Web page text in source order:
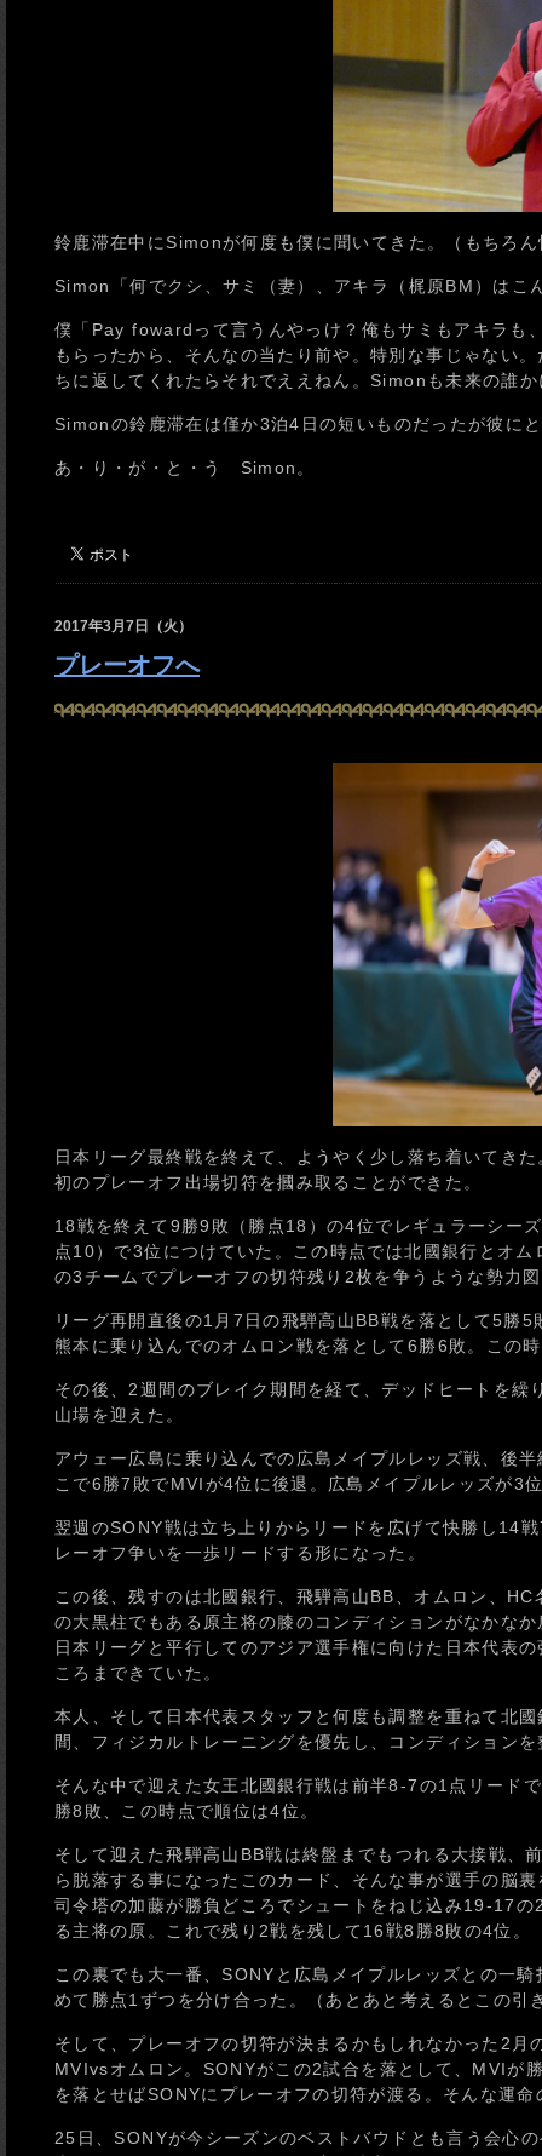
鈴鹿滞在中にSimonが何度も僕に聞いてきた。（もちろ
Simon「何でクシ、サミ（妻）、アキラ（梶原BM）はこ
僕「Pay fowardって言うんやっけ？俺もサミもアキラも
もらったから、そんなの当たり前や。特別な事じゃない
ちに返してくれたらそれでええねん。Simonも未来の誰
Simonの鈴鹿滞在は僅か3泊4日の短いものだったが彼に
あ・り・が・と・う Simon。
2017年3月7日（火）
プレーオフへ
日本リーグ最終戦を終えて、ようやく少し落ち着いてき
初のプレーオフ出場切符を摑み取ることができた。
18戦を終えて9勝9敗（勝点18）の4位でレギュラーシー
点10）で3位につけていた。この時点では北國銀行とオ
の3チームでプレーオフの切符残り2枚を争うような勢力
リーグ再開直後の1月7日の飛騨高山BB戦を落として5勝
熊本に乗り込んでのオムロン戦を落として6勝6敗。この
その後、2週間のブレイク期間を経て、デッドヒートを
山場を迎えた。
アウェー広島に乗り込んでの広島メイプルレッズ戦、後
こで6勝7敗でMVIが4位に後退。広島メイプルレッズが3
翌週のSONY戦は立ち上りからリードを広げて快勝し14
レーオフ争いを一歩リードする形になった。
この後、残すのは北國銀行、飛騨高山BB、オムロン、
の大黒柱でもある原主将の膝のコンディションがなかな
日本リーグと平行してのアジア選手権に向けた日本代表
ころまできていた。
本人、そして日本代表スタッフと何度も調整を重ねて北
間、フィジカルトレーニングを優先し、コンディション
そんな中で迎えた女王北國銀行戦は前半8-7の1点リード
勝8敗、この時点で順位は4位。
そして迎えた飛騨高山BB戦は終盤までもつれる大接戦、
ら脱落する事になったこのカード、そんな事が選手の脳
司令塔の加藤が勝負どころでシュートをねじ込み19-17
る主将の原。これで残り2戦を残して16戦8勝8敗の4位。
この裏でも大一番、SONYと広島メイプルレッズとの一
めて勝点1ずつを分け合った。（あとあと考えるとこの
そして、プレーオフの切符が決まるかもしれなかった2
MVIvsオムロン。SONYがこの2試合を落として、MVIが
を落とせばSONYにプレーオフの切符が渡る。そんな運
25日、SONYが今シーズンのベストバウドとも言う会心